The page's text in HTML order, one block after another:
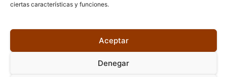
ciertas características y funciones.
Aceptar
Denegar
Aviso legal|Accesibilidad